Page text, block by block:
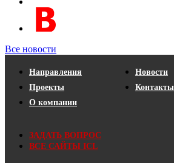
Все новости
Направления
Проекты
О компании
Новости
Контакты
ЗАДАТЬ ВОПРОС
ВСЕ САЙТЫ ICL